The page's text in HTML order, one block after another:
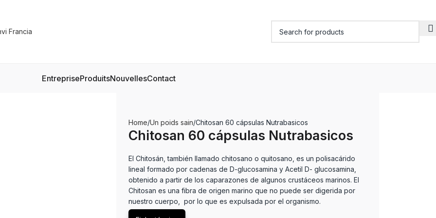
EntrepriseProduitsNouvellesContact
Home Un poids sain Chitosan 60 cápsulas Nutrabasicos
Chitosan 60 cápsulas Nutrabasicos
El Chitosán, también llamado chitosano o quitosano, es un polisacárido
lineal formado por cadenas de D-glucosamina y Acetil D- glucosamina,
obtenido a partir de los caparazones de algunos crustáceos marinos. El
Chitosan es una fibra de origen marino que no puede ser digerida por
nuestro cuerpo, por lo que es expulsada por el organismo.